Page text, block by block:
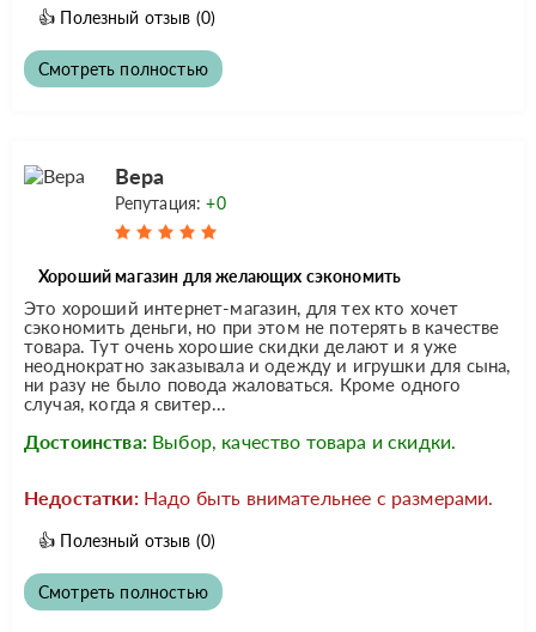
👍 Полезный отзыв (0)
Смотреть полностью
Вера
Репутация:+0
Хороший магазин для желающих сэкономить
Это хороший интернет-магазин, для тех кто хочет
сэкономить деньги, но при этом не потерять в качестве
товара. Тут очень хорошие скидки делают и я уже
неоднократно заказывала и одежду и игрушки для сына,
ни разу не было повода жаловаться. Кроме одного
случая, когда я свитер...
Достоинства: Выбор, качество товара и скидки.
Недостатки: Надо быть внимательнее с размерами.
👍 Полезный отзыв (0)
Смотреть полностью